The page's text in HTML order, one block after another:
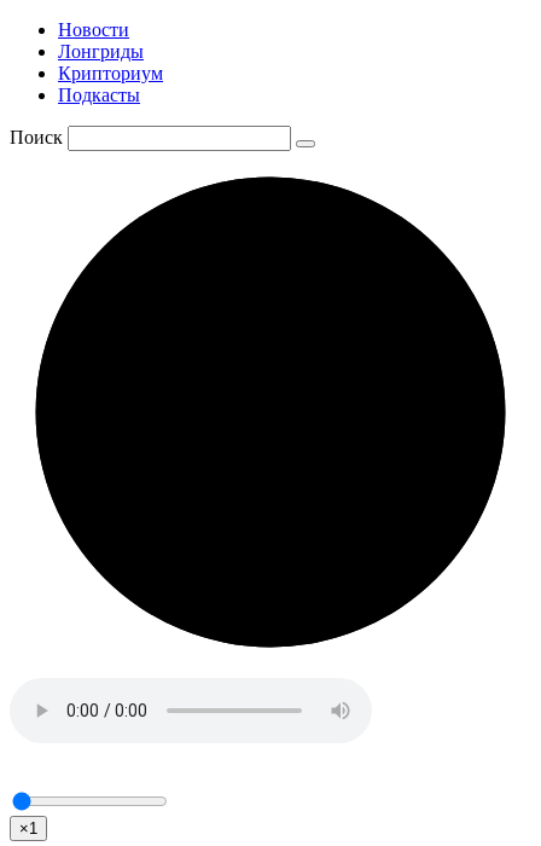
Новости
Лонгриды
Крипториум
Подкасты
Поиск
×1